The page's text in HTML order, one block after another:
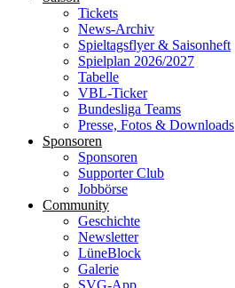
Tickets
News-Archiv
Spieltagsflyer & Saisonheft
Spielplan 2026/2027
Tabelle
VBL-Ticker
Bundesliga Teams
Presse, Fotos & Downloads
Sponsoren
Sponsoren
Supporter Club
Jobbörse
Community
Geschichte
Newsletter
LüneBlock
Galerie
SVG-App